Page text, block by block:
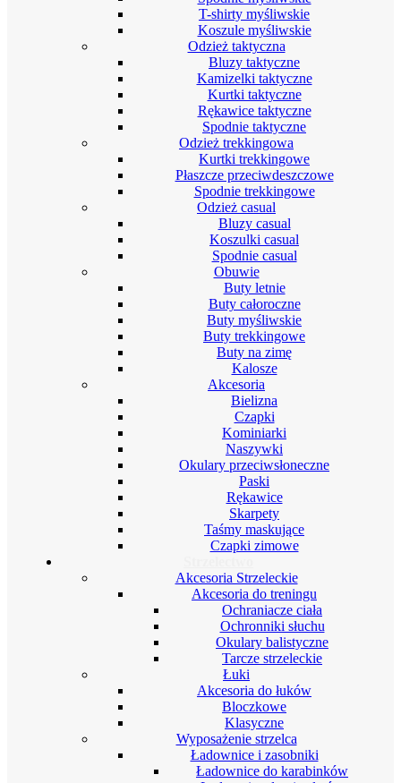
T-shirty myśliwskie
Koszule myśliwskie
Odzież taktyczna
Bluzy taktyczne
Kamizelki taktyczne
Kurtki taktyczne
Rękawice taktyczne
Spodnie taktyczne
Odzież trekkingowa
Kurtki trekkingowe
Płaszcze przeciwdeszczowe
Spodnie trekkingowe
Odzież casual
Bluzy casual
Koszulki casual
Spodnie casual
Obuwie
Buty letnie
Buty całoroczne
Buty myśliwskie
Buty trekkingowe
Buty na zimę
Kalosze
Akcesoria
Bielizna
Czapki
Kominiarki
Naszywki
Okulary przeciwsłoneczne
Paski
Rękawice
Skarpety
Taśmy maskujące
Czapki zimowe
Akcesoria Strzeleckie
Akcesoria do treningu
Ochraniacze ciała
Ochronniki słuchu
Okulary balistyczne
Tarcze strzeleckie
Łuki
Akcesoria do łuków
Bloczkowe
Klasyczne
Wyposażenie strzelca
Ładownice i zasobniki
Ładownice do karabinków